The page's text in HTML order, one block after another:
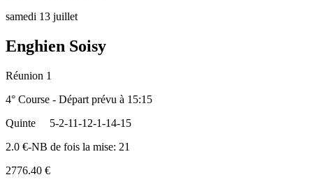
samedi 13 juillet
Enghien Soisy
Réunion 1
4° Course - Départ prévu à 15:15
Quinte
5-2-11-12-1-14-15
2.0 €-NB de fois la mise: 21
2776.40 €